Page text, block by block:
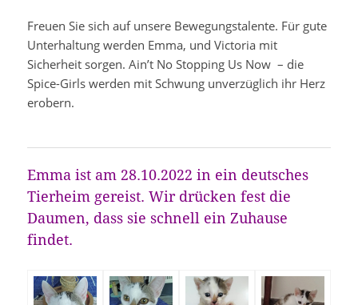
Freuen Sie sich auf unsere Bewegungstalente. Für gute
Unterhaltung werden Emma, und Victoria mit
Sicherheit sorgen. Ain’t No Stopping Us Now – die
Spice-Girls werden mit Schwung unverzüglich ihr Herz
erobern.
Emma ist am 28.10.2022 in ein deutsches
Tierheim gereist. Wir drücken fest die
Daumen, dass sie schnell ein Zuhause
findet.